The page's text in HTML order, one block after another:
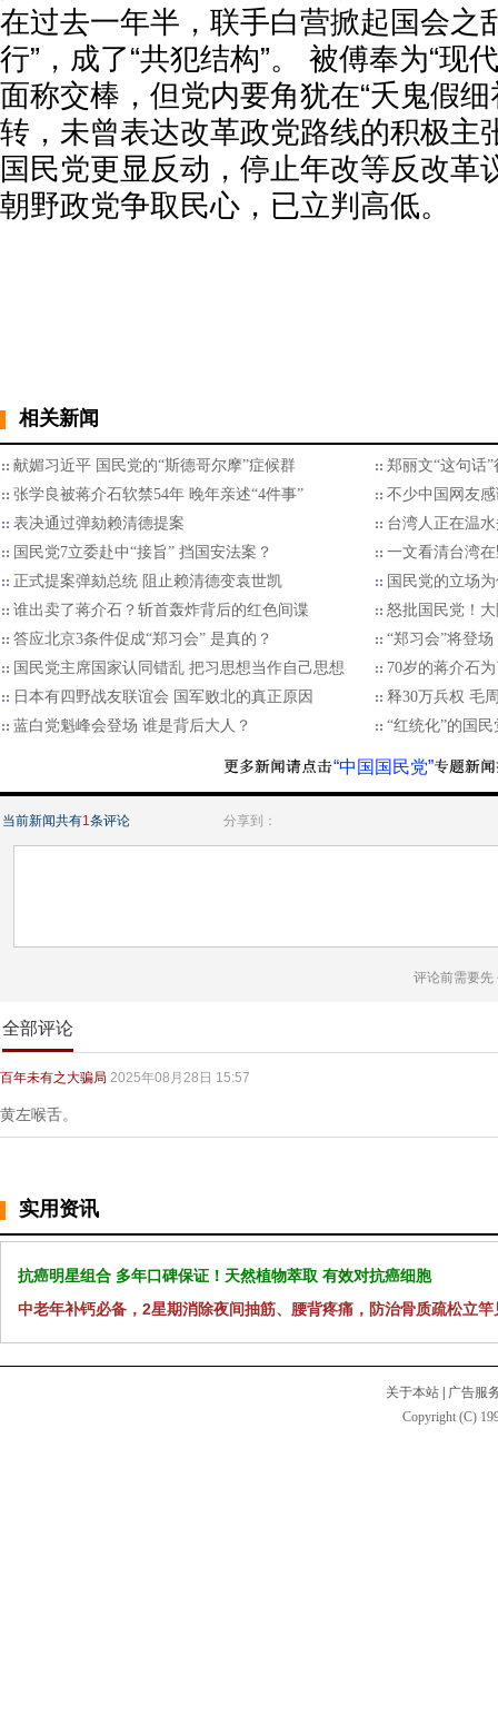
在过去一年半，联手白营掀起国会之
行”，成了“共犯结构”。 被傅奉为“现
面称交棒，但党内要角犹在“夭鬼假
转，未曾表达改革政党路线的积极主
国民党更显反动，停止年改等反改革
朝野政党争取民心，已立判高低。
相关新闻
献媚习近平 国民党的“斯德哥尔摩”症候群
郑丽文“这句话
张学良被蒋介石软禁54年 晚年亲述“4件事”
不少中国网友
表决通过弹劾赖清德提案
台湾人正在温
国民党7立委赴中“接旨” 挡国安法案？
一文看清台湾
正式提案弹劾总统 阻止赖清德变袁世凯
国民党的立场
谁出卖了蒋介石？斩首轰炸背后的红色间谍
怒批国民党！
答应北京3条件促成“郑习会” 是真的？
“郑习会”将登
国民党主席国家认同错乱 把习思想当作自己思想
70岁的蒋介石
日本有四野战友联谊会 国军败北的真正原因
释30万兵权 毛
蓝白党魁峰会登场 谁是背后大人？
“红统化”的国
“中国国民党”
当前新闻共有1条评论 分享到：
评论前需要先
全部评论
百年未有之大骗局 2025年08月28日 15:57
黄左喉舌。
实用资讯
抗癌明星组合 多年口碑保证！天然植物萃取 有效对抗癌细胞
中老年补钙必备，2星期消除夜间抽筋、腰背疼痛，防治骨质疏松立竿
关于本站
广告服
Copyright (C)